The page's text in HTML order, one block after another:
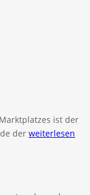
ist der
der weiterlesen